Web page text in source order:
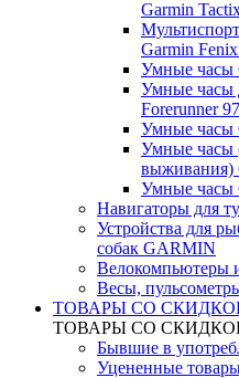
Garmin
Garmin
Умные часы
Умные часы
Forerunner
Умные часы
Умные часы
выживания)
Умные часы
Навигаторы для
Устройства для
собак GARMIN
Велокомпьютеры
Весы,
ТОВАРЫ СО
ТОВАРЫ СО
Бывшие в
Уцененные